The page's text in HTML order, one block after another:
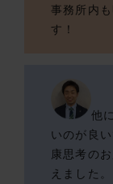
事務所内
す！
他
いのが良
康思考の
えました